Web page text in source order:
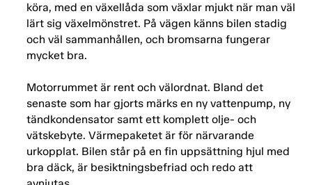
köra, med en växellåda som växlar mjukt när man väl
lärt sig växelmönstret. På vägen känns bilen stadig
och väl sammanhållen, och bromsarna fungerar
mycket bra.
Motorrummet är rent och välordnat. Bland det
senaste som har gjorts märks en ny vattenpump, ny
tändkondensator samt ett komplett olje- och
vätskebyte. Värmepaketet är för närvarande
urkopplat. Bilen står på en fin uppsättning hjul med
bra däck, är besiktningsbefriad och redo att